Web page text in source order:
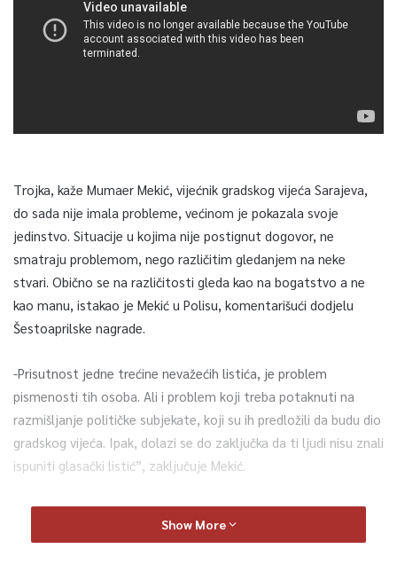
Trojka, kaže Mumaer Mekić, vijećnik gradskog vijeća Sarajeva,
do sada nije imala probleme, većinom je pokazala svoje
jedinstvo. Situacije u kojima nije postignut dogovor, ne
smatraju problemom, nego različitim gledanjem na neke
stvari. Obično se na različitosti gleda kao na bogatstvo a ne
kao manu, istakao je Mekić u Polisu, komentarišući dodjelu
Šestoaprilske nagrade.
-Prisutnost jedne trećine nevažećih listića, je problem
pismenosti tih osoba. Ali i problem koji treba potaknuti na
razmišljanje političke subjekate, koji su ih predložili da budu dio
gradskog vijeća. Ipak, dolazi se do zaključka da ti ljudi nisu znali
ispuniti glasački listić”, zaključuje Mekić.
Pogledajte
Show More